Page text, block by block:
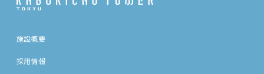
施設概要
採用情報